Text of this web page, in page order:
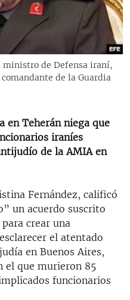
EN CUBA
LATINA
ministro de Defensa iraní,
de la Guardia
en Teherán niega que
iraníes
de la AMIA en
Fernández, calificó
un acuerdo suscrito
crear una
el atentado
en Buenos Aires,
el que murieron 85
funcionarios